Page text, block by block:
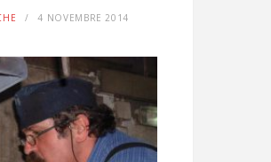
4 NOVEMBRE 2014